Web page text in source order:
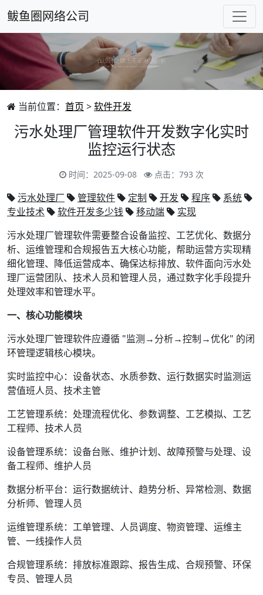
鲅鱼圈网络公司
当前位置： 首页 >软件开发
污水处理厂管理软件开发数字化实时
监控运行状态
时间：2025-09-08 点击：793 次
污水处理厂 管理软件 定制 开发 程序
系统
专业技术
软件开发多少钱 移动端
实现
污水处理厂管理软件需要整合设备监控、工艺优化、数据分
析、运维管理和合规报告五大核心功能，帮助运营方实现精
细化管理、降低运营成本、确保达标排放、软件面向污水处
理厂运营团队、技术人员和管理人员，通过数字化手段提升
处理效率和管理水平。
一、核心功能模块
污水处理厂管理软件应遵循 "监测→分析→控制→优化" 的闭
环管理逻辑核心模块。
实时监控中心：设备状态、水质参数、运行数据实时监测运
营值班人员、技术主管
工艺管理系统：处理流程优化、参数调整、工艺模拟、工艺
工程师、技术人员
设备管理系统：设备台账、维护计划、故障预警与处理、设
备工程师、维护人员
数据分析平台：运行数据统计、趋势分析、异常检测、数据
分析师、管理人员
运维管理系统：工单管理、人员调度、物资管理、运维主
管、一线操作人员
合规管理系统：排放标准跟踪、报告生成、合规预警、环保
专员、管理人员